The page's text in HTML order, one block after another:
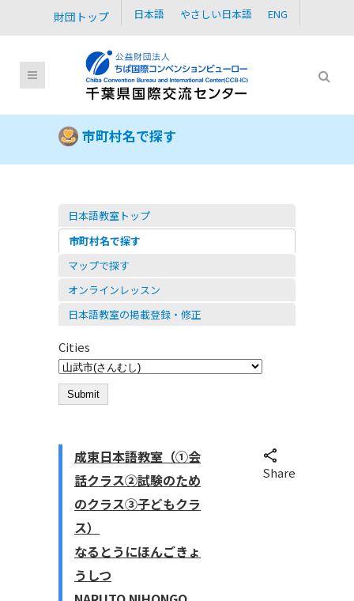
財団トップ 日本語 やさしい日本語 ENG
市町村名で探す
日本語教室トップ
市町村名で探す
マップで探す
オンラインレッスン
日本語教室の掲載登録・修正
Cities
成東日本語教室（①会
話クラス②試験のため
のクラス③子どもクラ
ス）
なるとうにほんごきょ
うしつ
Share